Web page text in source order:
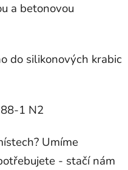
a betonovou
do silikonových krabic
1 N2
Umíme
- stačí nám